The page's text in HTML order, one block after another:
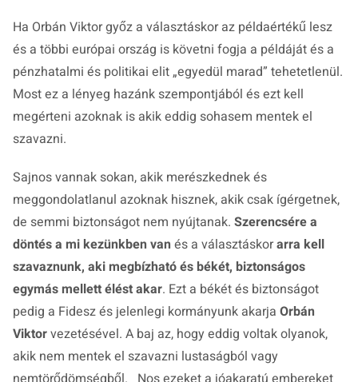
Ha Orbán Viktor győz a választáskor az példaértékű lesz
és a többi európai ország is követni fogja a példáját és a
pénzhatalmi és politikai elit „egyedül marad” tehetetlenül.
Most ez a lényeg hazánk szempontjából és ezt kell
megérteni azoknak is akik eddig sohasem mentek el
szavazni.
Sajnos vannak sokan, akik merészkednek és
meggondolatlanul azoknak hisznek, akik csak ígérgetnek,
de semmi biztonságot nem nyújtanak. Szerencsére a
döntés a mi kezünkben van és a választáskorarra kell
szavaznunk, aki megbízható és békét, biztonságos
egymás mellett élést akar. Ezt a békét és biztonságot
pedig a Fidesz és jelenlegi kormányunk akarja Orbán
Viktorvezetésével. A baj az, hogy eddig voltak olyanok,
akik nem mentek el szavazni lustaságból vagy